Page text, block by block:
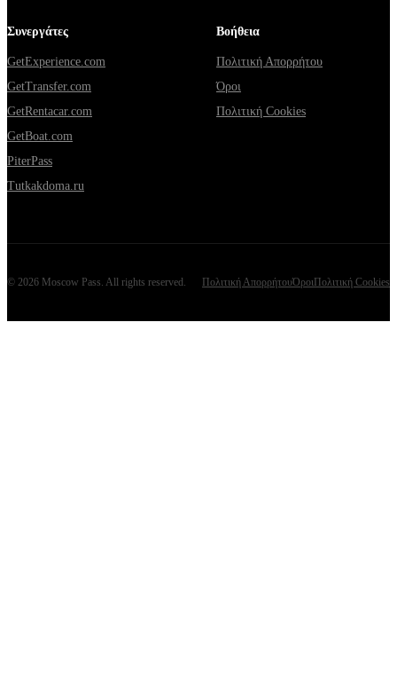
Συνεργάτες
GetExperience.com
GetTransfer.com
GetRentacar.com
GetBoat.com
PiterPass
Tutkakdoma.ru
Βοήθεια
Πολιτική Απορρήτου
Όροι
Πολιτική Cookies
© 2026 Moscow Pass . All rights reserved. Πολιτική ΑπορρήτουΌροιΠολιτική Cookies